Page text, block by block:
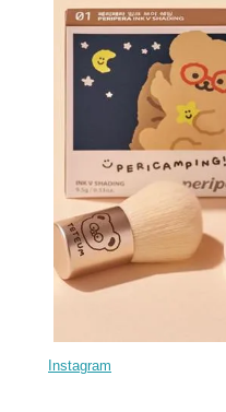
Instagram